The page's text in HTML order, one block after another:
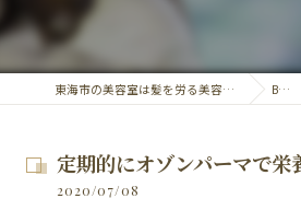
東海市の美容室は髪を労る美容室・カナリア BLOG
定期的にオゾンパーマで栄
2020/07/08